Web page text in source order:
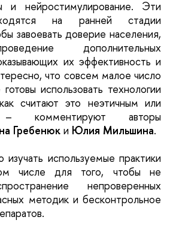
и нейростимулирование. Эти
на ранней стадии
завоевать доверие населения,
дополнительных
их эффективность и
что совсем малое число
использовать технологии
считают это неэтичным или
– комментируют авторы
Гребенюк и Юлия Мильшина.
используемые практики
числе для того, чтобы не
непроверенных
методик и бесконтрольное